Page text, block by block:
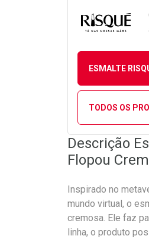
ESMALTE
TODOS OS
Descrição
Flopou
Inspirado no
mundo virtual, o
cremosa. Ele faz
linha, o produto